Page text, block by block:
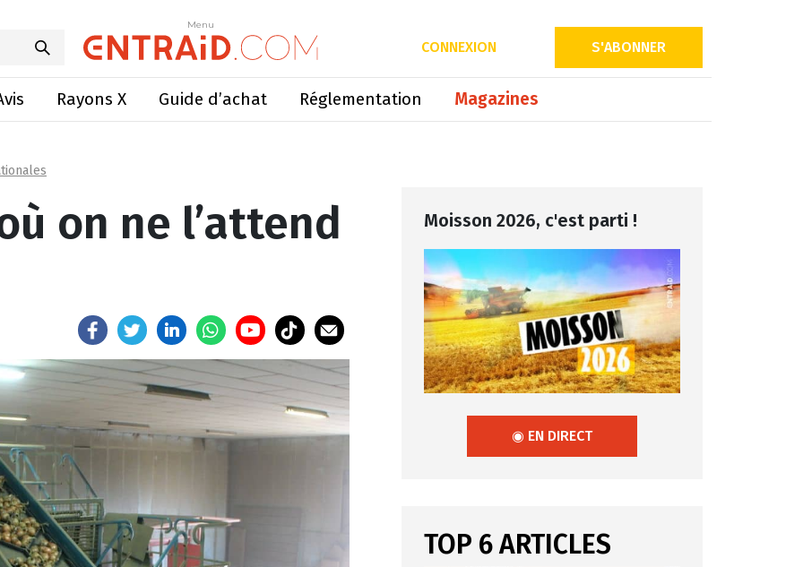
Menu
CONNEXION S'ABONNER
Rayons X Guide d’achat Réglementation Magazines
Menu
on ne l’attend Moisson 2026, c'est parti !
◉ EN DIRECT
TOP 6 ARTICLES